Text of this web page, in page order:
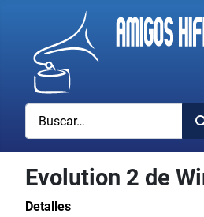
Buscar
Evolution 2 de
Detalles